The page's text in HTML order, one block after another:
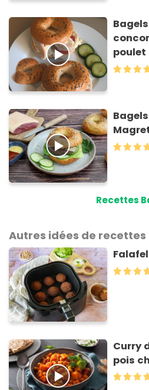
poulet
Recettes
Autres idées de recettes
Curry
pois